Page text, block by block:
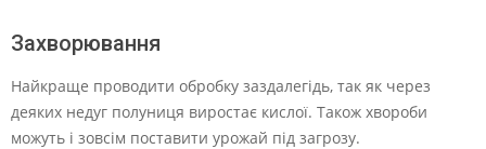
Захворювання
Найкраще проводити обробку заздалегідь, так як через
деяких недуг полуниця виростає кислої. Також хвороби
можуть і зовсім поставити урожай під загрозу.